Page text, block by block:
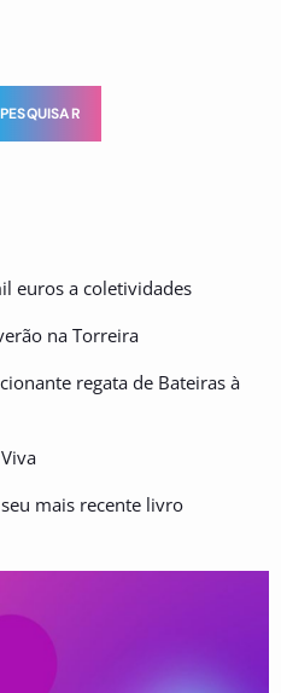
PESQUISAR
euros a coletividades
na Torreira
regata de Bateiras à
mais recente livro